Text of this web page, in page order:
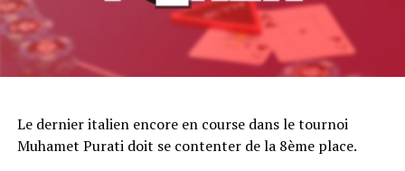
Le dernier italien encore en course dans le tournoi
Muhamet Purati doit se contenter de la 8ème place.